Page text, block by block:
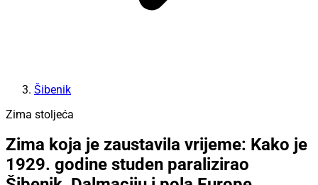
Šibenik
Zima stoljeća
Zima koja je zaustavila vrijeme: Kako je
1929. godine studen paralizirao